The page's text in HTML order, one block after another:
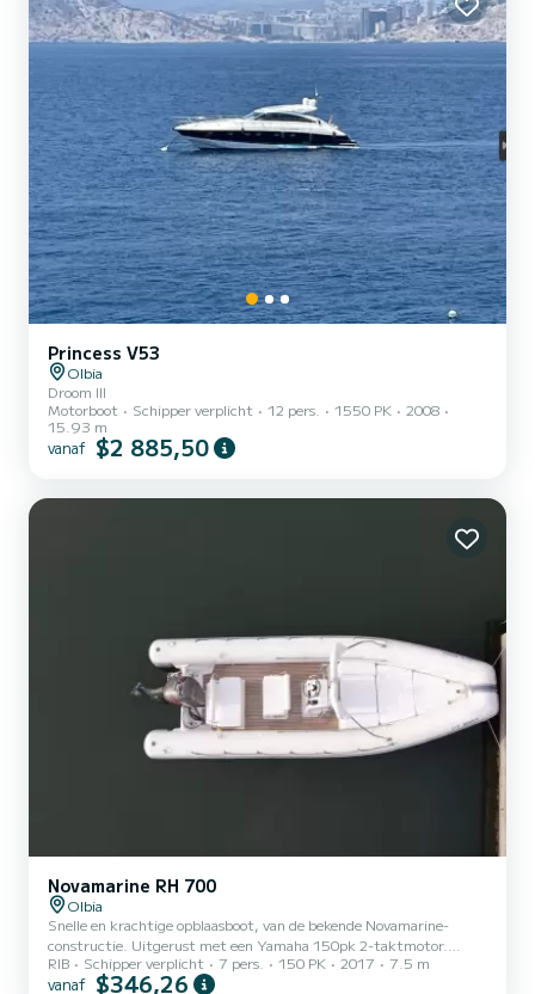
Princess V53
Olbia
Droom III
Motorboot
Schipper verplicht 12 pers. 1550 PK
2008
15.93 m
vanaf $2 885,50
Novamarine RH 700
Olbia
Snelle en krachtige opblaasboot, van de bekende Novamarine-
constructie. Uitgerust met een Yamaha 150pk 2-taktmotor.
Voorzien van alle accessoires zoals: douche, luifel, grote kussens,
USB-poort voor het opladen van apparaten.
RIB Schipper verplicht 7 pers. 150 PK 2017 7.5 m
vanaf $346,26